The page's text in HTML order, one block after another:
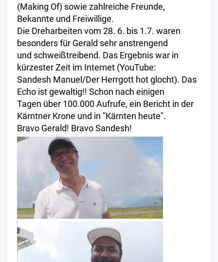
(Making Of) sowie zahlreiche Freunde,
Bekannte und Freiwillige.
Die Dreharbeiten vom 28. 6. bis 1.7. waren
besonders für Gerald sehr anstrengend
und schweißtreibend. Das Ergebnis war in
kürzester Zeit im Internet (YouTube:
Sandesh Manuel/Der Herrgott hot glocht). Das
Echo ist gewaltig!! Schon nach einigen
Tagen über 100.000 Aufrufe, ein Bericht in der
Kärntner Krone und in "Kärnten heute".
Bravo Gerald! Bravo Sandesh!